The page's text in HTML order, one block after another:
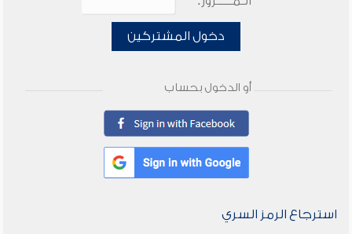
دخول المشتركين
أو الدخول بحساب
استرجاع الرمز السري